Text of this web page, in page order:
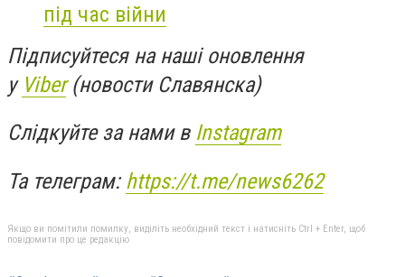
під час війни
Підписуйтеся на наші оновлення
у Viber(новости Славянска)
Слідкуйте за нами в Instagram
Та телеграм:https://t.me/news6262
Якщо ви помітили помилку, виділіть необхідний текст і натисніть Ctrl + Enter, щоб
повідомити про це редакцію